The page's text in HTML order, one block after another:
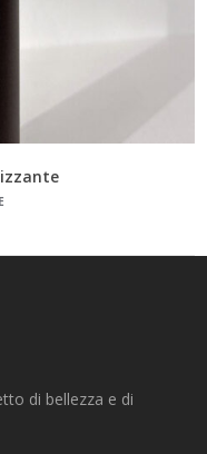
di bellezza e di